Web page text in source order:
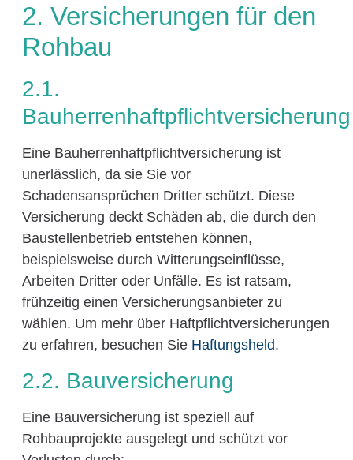
2. Versicherungen für den
Rohbau
2.1.
Bauherrenhaftpflichtversicherung
Eine Bauherrenhaftpflichtversicherung ist
unerlässlich, da sie Sie vor
Schadensansprüchen Dritter schützt. Diese
Versicherung deckt Schäden ab, die durch den
Baustellenbetrieb entstehen können,
beispielsweise durch Witterungseinflüsse,
Arbeiten Dritter oder Unfälle. Es ist ratsam,
frühzeitig einen Versicherungsanbieter zu
wählen. Um mehr über Haftpflichtversicherungen
zu erfahren, besuchen Sie Haftungsheld.
2.2. Bauversicherung
Eine Bauversicherung ist speziell auf
Rohbauprojekte ausgelegt und schützt vor